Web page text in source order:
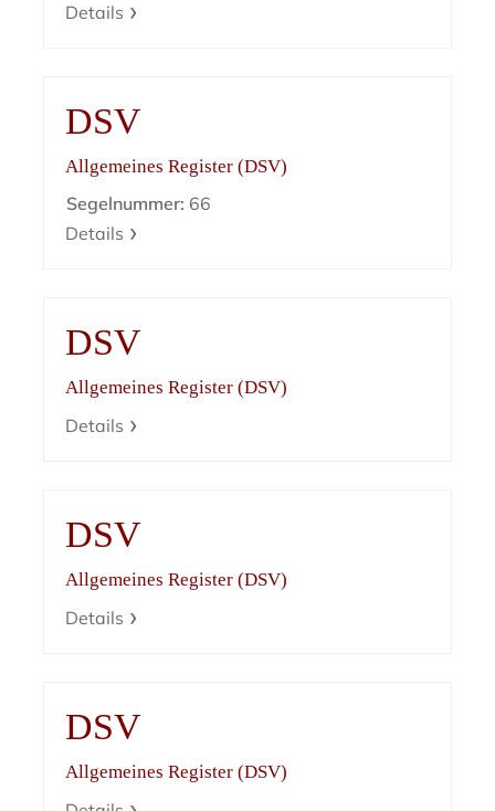
Details
DSV
Allgemeines Register (DSV)
Segelnummer: 66
Details
DSV
Allgemeines Register (DSV)
Details
DSV
Allgemeines Register (DSV)
Details
DSV
Allgemeines Register (DSV)